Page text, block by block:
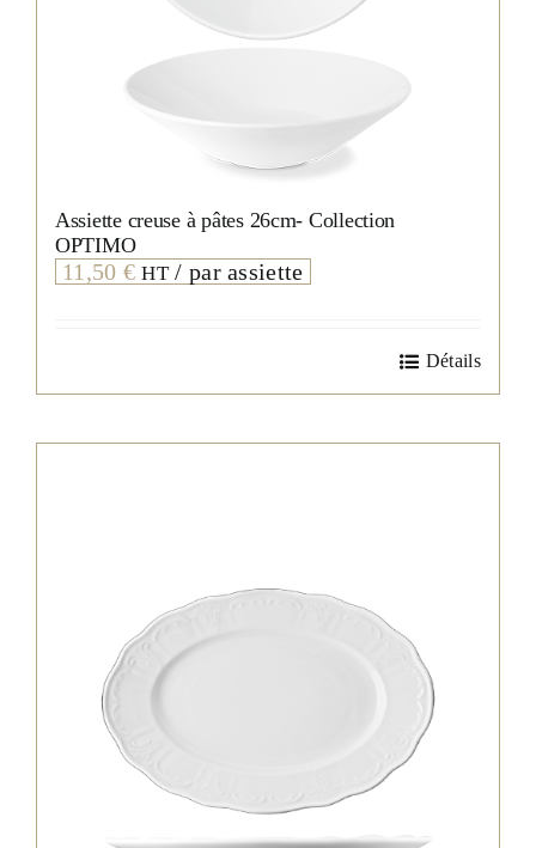
Assiette creuse à pâtes 26cm- Collection
OPTIMO
11,50 € HT/ par assiette
Détails